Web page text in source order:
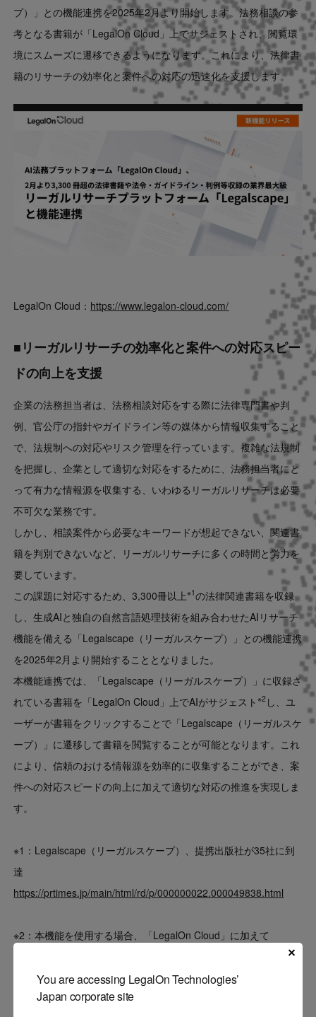
You are accessing LegalOn Technologies’
Japan corporate site
プ）」との機能連携を2025年2月より開始します。法務相談の参
考となる書籍が「LegalOn Cloud」上でサジェストされ、閲覧環
境にスムーズに遷移できるようになります。これにより、法律書
籍のリサーチの効率化と案件への対応の迅速化を支援します。
LegalOn Cloud： https://www.legalon-cloud.com/
■リーガルリサーチの効率化と案件への対応スピー
ドの向上を支援
企業の法務担当者は、法務相談対応をする際に法律専門書や判
例、官公庁の指針やガイドライン等の媒体から情報収集すること
で、法規制への対応やリスク管理を行っています。複雑な法規制
を把握し、企業として適切な対応をするために、法務担当者にと
って有力な情報源を収集する、いわゆるリーガルリサーチは必要
不可欠な業務です。
しかし、相談案件から必要なキーワードが想起できない、関連書
籍を判別できないなど、リーガルリサーチに多くの時間と労力を
要しています。
この課題に対応するため、3,300冊以上※1の法律関連書籍を収録
し、生成AIと独自の自然言語処理技術を組み合わせたAIリサーチ
機能を備える「Legalscape（リーガルスケープ）」との機能連携
を2025年2月より開始することとなりました。
本機能連携では、「Legalscape（リーガルスケープ）」に収録さ
れている書籍を「LegalOn Cloud」上でAIがサジェスト※2 し、ユ
ーザーが書籍をクリックすることで「Legalscape（リーガルスケ
ープ）」に遷移して書籍を閲覧することが可能となります。これ
により、信頼のおける情報源を効率的に収集することができ、案
件への対応スピードの向上に加えて適切な対応の推進を実現しま
す。
※1：Legalscape（リーガルスケープ）、提携出版社が35社に到
達
https://prtimes.jp/main/html/rd/p/000000022.000049838.html
※2：本機能を使用する場合、「LegalOn Cloud」に加えて
リーガルリサーチプラットフォーム